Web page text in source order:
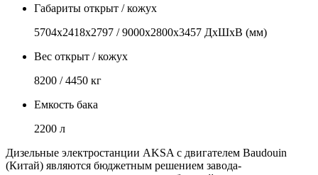
Габариты открыт / кожух
5704х2418х2797 / 9000х2800х3457 ДхШхВ (мм)
Вес открыт / кожух
8200 / 4450 кг
Емкость бака
2200 л
Дизельные электростанции AKSA с двигателем Baudouin
(Китай) являются бюджетным решением завода-